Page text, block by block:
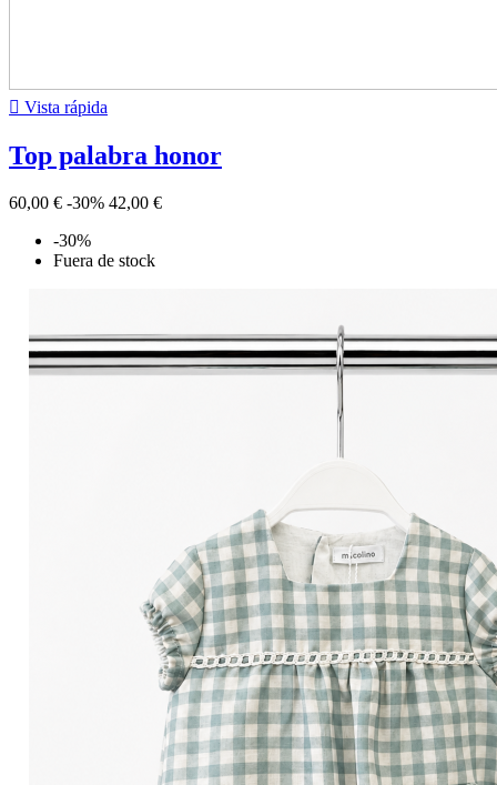
 Vista rápida
Top palabra honor
60,00 € -30% 42,00 €
-30%
Fuera de stock